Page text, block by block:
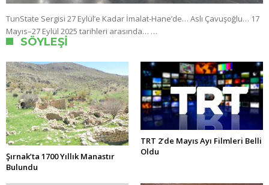
TunState Sergisi 27 Eylül’e Kadar İmalat-Hane’de… Aslı Çavuşoğlu… 17
Mayıs–27 Eylül 2025 tarihleri arasında… …
SÖYLEŞI
Şırnak’ta 1700 Yıllık Manastır
Bulundu
TRT 2’de Mayıs Ayı Filmleri Belli
Oldu